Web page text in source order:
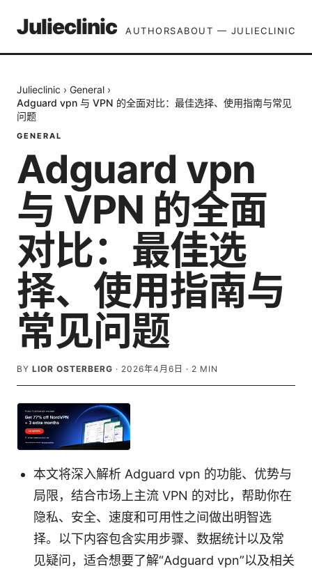
Julieclinic AUTHORSABOUT — JULIECLINIC
Julieclinic › General ›
Adguard vpn 与 VPN 的全面对比：最佳选择、使用指南与常见
问题
GENERAL
Adguard vpn
与 VPN 的全面
对比：最佳选
择、使用指南与
常见问题
BY LIOR OSTERBERG · 2026年4月6日 · 2 MIN
本文将深入解析 Adguard vpn 的功能、优势与
局限，结合市场上主流 VPN 的对比，帮助你在
隐私、安全、速度和可用性之间做出明智选
择。以下内容包含实用步骤、数据统计以及常
见疑问，适合想要了解“Adguard vpn”以及相关